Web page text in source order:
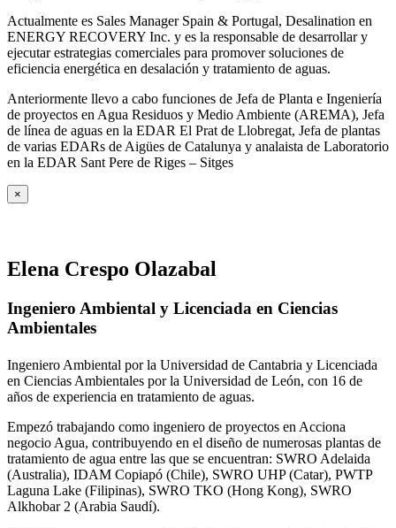
Actualmente es Sales Manager Spain & Portugal, Desalination en
ENERGY RECOVERY Inc. y es la responsable de desarrollar y
ejecutar estrategias comerciales para promover soluciones de
eficiencia energética en desalación y tratamiento de aguas.
Anteriormente llevo a cabo funciones de Jefa de Planta e Ingeniería
de proyectos en Agua Residuos y Medio Ambiente (AREMA), Jefa
de línea de aguas en la EDAR El Prat de Llobregat, Jefa de plantas
de varias EDARs de Aigües de Catalunya y analaista de Laboratorio
en la EDAR Sant Pere de Riges – Sitges
×
Elena Crespo Olazabal
Ingeniero Ambiental y Licenciada en Ciencias
Ambientales
Ingeniero Ambiental por la Universidad de Cantabria y Licenciada
en Ciencias Ambientales por la Universidad de León, con 16 de
años de experiencia en tratamiento de aguas.
Empezó trabajando como ingeniero de proyectos en Acciona
negocio Agua, contribuyendo en el diseño de numerosas plantas de
tratamiento de agua entre las que se encuentran: SWRO Adelaida
(Australia), IDAM Copiapó (Chile), SWRO UHP (Catar), PWTP
Laguna Lake (Filipinas), SWRO TKO (Hong Kong), SWRO
Alkhobar 2 (Arabia Saudí).